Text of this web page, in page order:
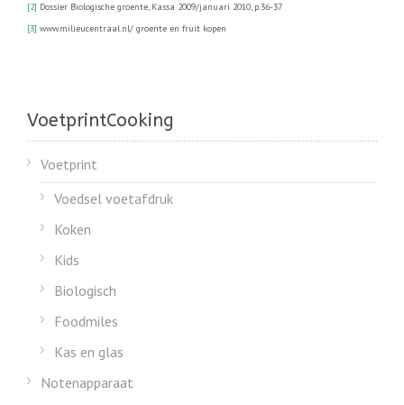
[2] Dossier Biologische groente, Kassa 2009/januari 2010, p.36-37
[3] www.milieucentraal.nl/ groente en fruit kopen
VoetprintCooking
Voetprint
Voedsel voetafdruk
Koken
Kids
Biologisch
Foodmiles
Kas en glas
Notenapparaat